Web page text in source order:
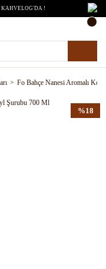
KAHVELOG'DA !
Fo Bahçe Nanesi Aromalı
%18